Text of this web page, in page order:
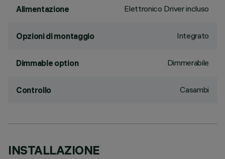
Alimentazione Elettronico Driver incluso
Opzioni di montaggio Integrato
Dimmable option Dimmerabile
Controllo Casambi
INSTALLAZIONE